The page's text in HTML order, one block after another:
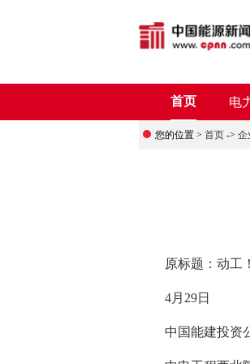
首页 电
您的位置 > 首页 -> 企
原标题：动工！
4月29日
中国能建投资